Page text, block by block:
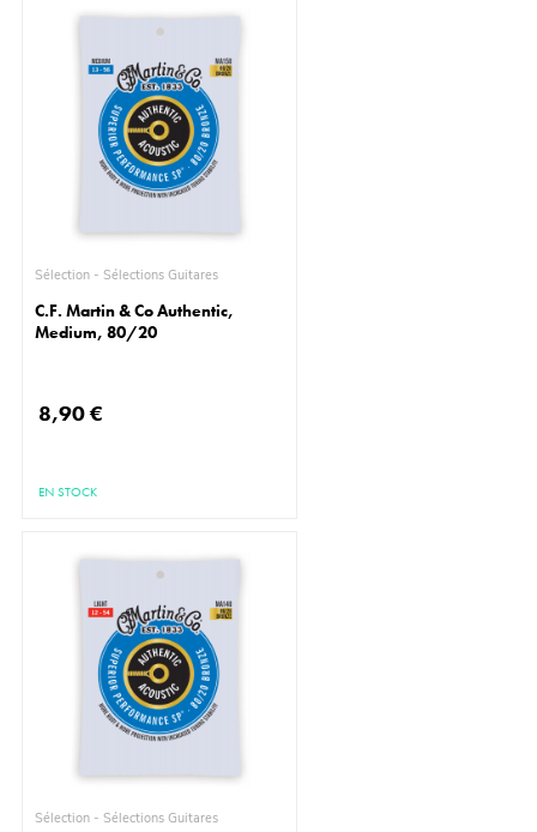
Sélection - Sélections Guitares
C.F. Martin & Co Authentic,
Medium, 80/20
8,90 €
EN STOCK
Sélection - Sélections Guitares